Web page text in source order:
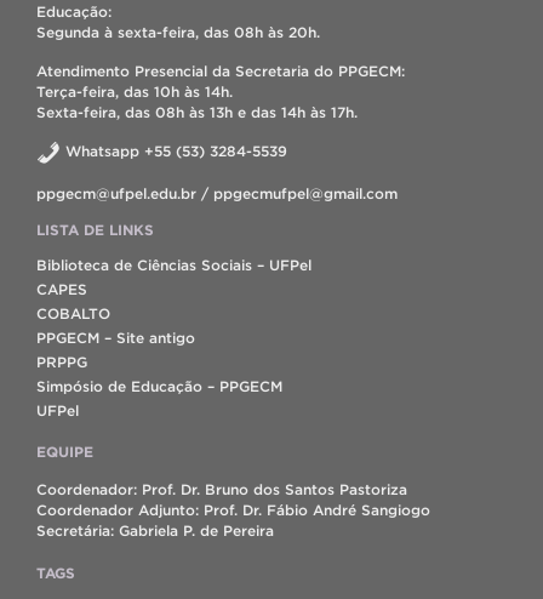
Educação:
Segunda à sexta-feira, das 08h às 20h.
Atendimento Presencial da Secretaria do PPGECM:
Terça-feira, das 10h às 14h.
Sexta-feira, das 08h às 13h e das 14h às 17h.
Whatsapp +55 (53) 3284-5539
ppgecm@ufpel.edu.br / ppgecmufpel@gmail.com
LISTA DE LINKS
Biblioteca de Ciências Sociais – UFPel
CAPES
COBALTO
PPGECM – Site antigo
PRPPG
Simpósio de Educação – PPGECM
UFPel
EQUIPE
Coordenador: Prof. Dr. Bruno dos Santos Pastoriza
Coordenador Adjunto: Prof. Dr. Fábio André Sangiogo
Secretária: Gabriela P. de Pereira
TAGS